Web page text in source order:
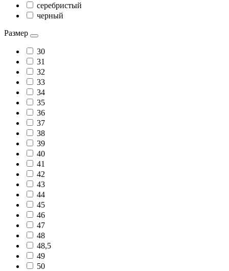
серебристый
черный
Размер
30
31
32
33
34
35
36
37
38
39
40
41
42
43
44
45
46
47
48
48,5
49
50